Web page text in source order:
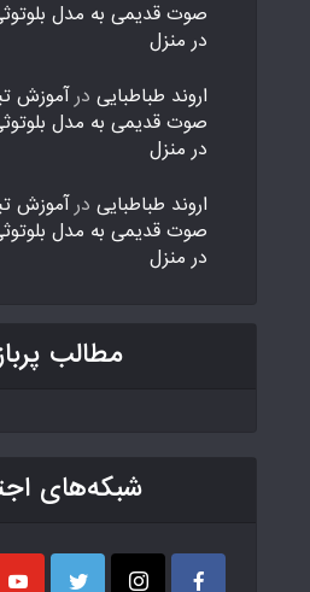
در منزل
اروند طباطبایی درآموزش
در منزل
اروند طباطبایی درآموزش
در منزل
مطالب
شبکه‌های